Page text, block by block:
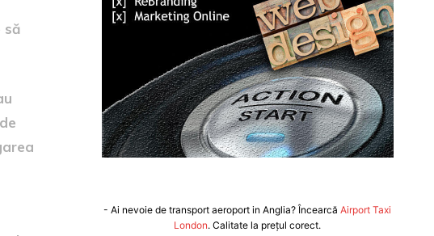
să
- Ai nevoie de transport aeroport in Anglia? ÎncearcăAirport Taxi
London. Calitate la prețul corect.